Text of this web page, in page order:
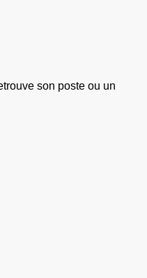
son poste ou un